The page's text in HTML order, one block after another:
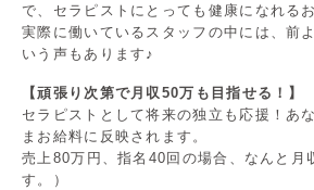
で、セラピストにとっても健康になれる
実際に働いているスタッフの中には、前
いう声もあります♪
【頑張り次第で月収50万も目指せる！】
セラピストとして将来の独立も応援！あ
まお給料に反映されます。
売上80万円、指名40回の場合、なんと
す。）